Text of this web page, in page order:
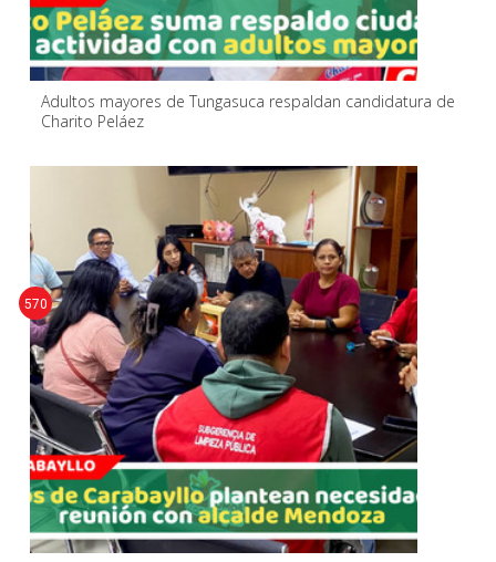
Adultos mayores de Tungasuca respaldan candidatura de
Charito Peláez
570